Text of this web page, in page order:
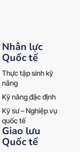
Nhân lực
Quốc tế
Thực tập sinh kỹ
năng
Kỹ năng đặc định
Kỹ sư – Nghiệp vụ
quốc tế
Giao lưu
Quốc tế